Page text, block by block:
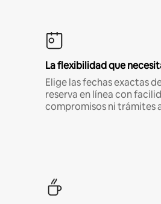
La flexibilidad que
Elige las fechas exactas
reserva en línea con
compromisos ni trámites